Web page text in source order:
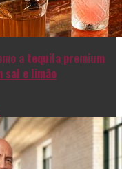
a tequila premium
sal e limão